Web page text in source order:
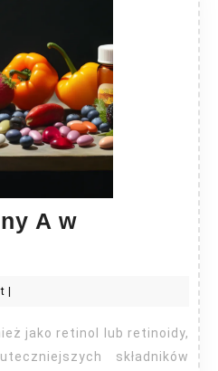
A w
|
składników